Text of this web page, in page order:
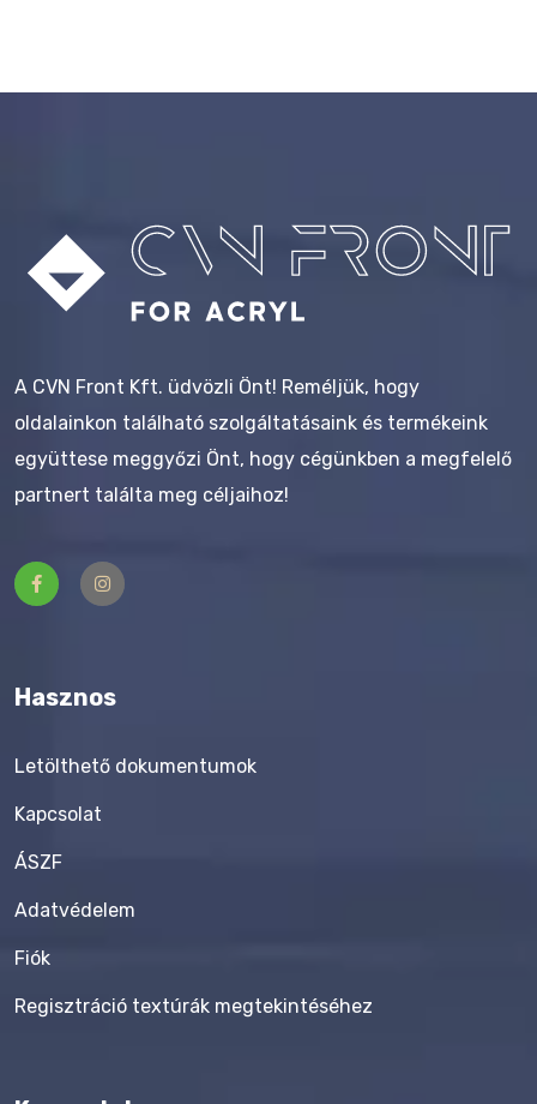
A CVN Front Kft. üdvözli Önt! Reméljük, hogy
oldalainkon található szolgáltatásaink és termékeink
együttese meggyőzi Önt, hogy cégünkben a megfelelő
partnert találta meg céljaihoz!
Hasznos
Letölthető dokumentumok
Kapcsolat
ÁSZF
Adatvédelem
Fiók
Regisztráció textúrák megtekintéséhez